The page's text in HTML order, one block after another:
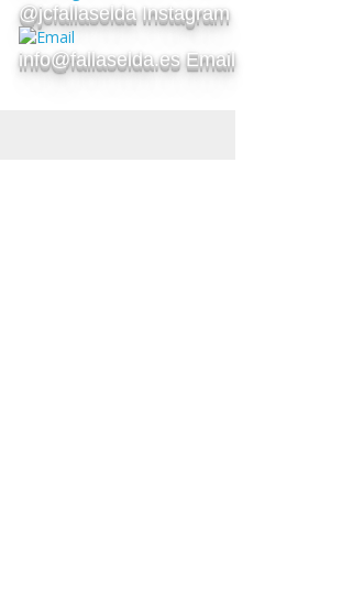
@jcfallaselda Instagram
info@fallaselda.es Email